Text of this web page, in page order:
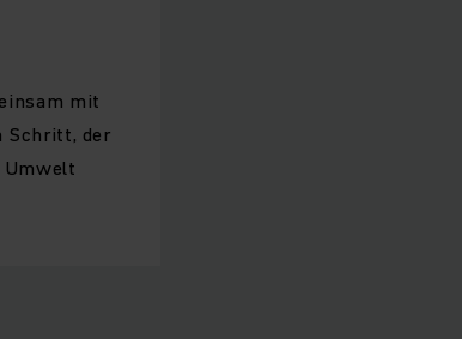
mit
Schritt, der